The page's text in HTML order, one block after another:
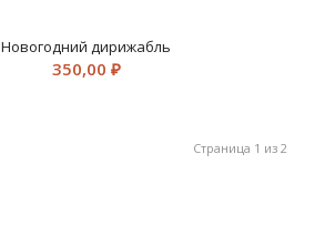
Новогодний дирижабль
350,00 ₽
Страница 1 из 2